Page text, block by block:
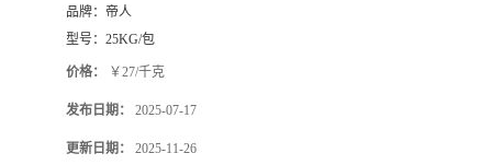
品牌： 帝人
型号： 25KG/包
价格： ￥27/千克
发布日期： 2025-07-17
更新日期： 2025-11-26